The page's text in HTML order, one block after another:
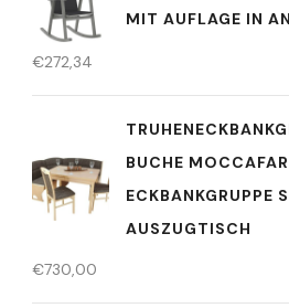
MIT AUFLAGE IN
€272,34
BUCHE
ECKBANKGRUPPE
AUSZUGTISCH
€730,00